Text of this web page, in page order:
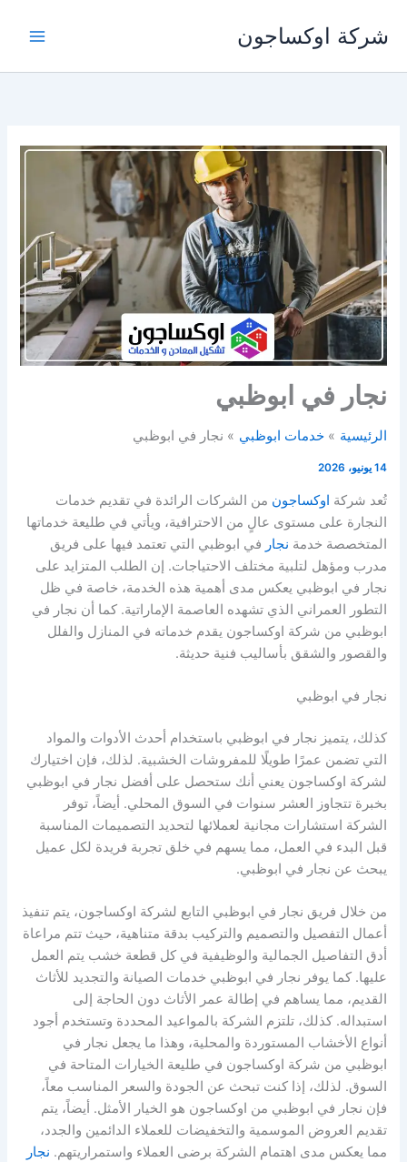
المحتوى
شركة اوكساجون
نجار في ابوظبي
الرئيسية خدمات ابوظبي نجار في ابوظبي
14 يونيو، 2026
تُعد شركة اوكساجون من الشركات الرائدة في تقديم خدمات
النجارة على مستوى عالٍ من الاحترافية، ويأتي في طليعة خدماتها
المتخصصة خدمة نجار في ابوظبي التي تعتمد فيها على فريق
مدرب ومؤهل لتلبية مختلف الاحتياجات. إن الطلب المتزايد على
نجار في ابوظبي يعكس مدى أهمية هذه الخدمة، خاصة في ظل
التطور العمراني الذي تشهده العاصمة الإماراتية. كما أن نجار في
ابوظبي من شركة اوكساجون يقدم خدماته في المنازل والفلل
والقصور والشقق بأساليب فنية حديثة.
نجار في ابوظبي
كذلك، يتميز نجار في ابوظبي باستخدام أحدث الأدوات والمواد
التي تضمن عمرًا طويلًا للمفروشات الخشبية. لذلك، فإن اختيارك
لشركة اوكساجون يعني أنك ستحصل على أفضل نجار في ابوظبي
بخبرة تتجاوز العشر سنوات في السوق المحلي. أيضاً، توفر
الشركة استشارات مجانية لعملائها لتحديد التصميمات المناسبة
قبل البدء في العمل، مما يسهم في خلق تجربة فريدة لكل عميل
يبحث عن نجار في ابوظبي.
من خلال فريق نجار في ابوظبي التابع لشركة اوكساجون، يتم تنفيذ
أعمال التفصيل والتصميم والتركيب بدقة متناهية، حيث تتم مراعاة
أدق التفاصيل الجمالية والوظيفية في كل قطعة خشب يتم العمل
عليها. كما يوفر نجار في ابوظبي خدمات الصيانة والتجديد للأثاث
القديم، مما يساهم في إطالة عمر الأثاث دون الحاجة إلى
استبداله. كذلك، تلتزم الشركة بالمواعيد المحددة وتستخدم أجود
أنواع الأخشاب المستوردة والمحلية، وهذا ما يجعل نجار في
ابوظبي من شركة اوكساجون في طليعة الخيارات المتاحة في
السوق. لذلك، إذا كنت تبحث عن الجودة والسعر المناسب معاً،
فإن نجار في ابوظبي من اوكساجون هو الخيار الأمثل. أيضاً، يتم
تقديم العروض الموسمية والتخفيضات للعملاء الدائمين والجدد،
مما يعكس مدى اهتمام الشركة برضى العملاء واستمراريتهم. نجار